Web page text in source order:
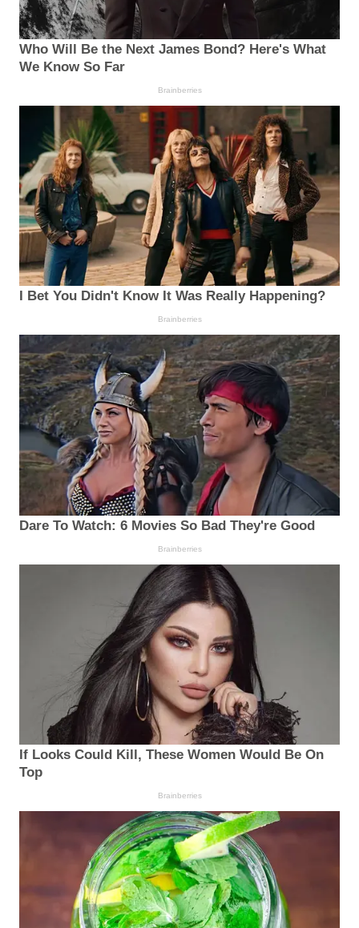
Who Will Be the Next James Bond? Here's What
We Know So Far
Brainberries
I Bet You Didn't Know It Was Really Happening?
Brainberries
Dare To Watch: 6 Movies So Bad They're Good
Brainberries
If Looks Could Kill, These Women Would Be On
Top
Brainberries